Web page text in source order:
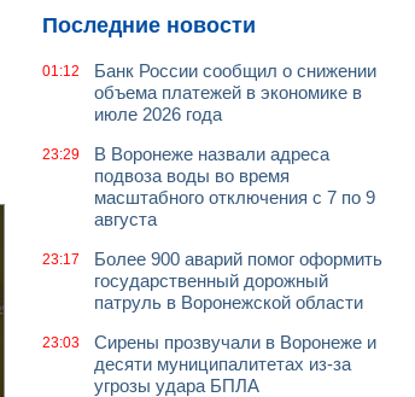
Последние новости
01:12
Банк России сообщил о снижении
объема платежей в экономике в
июле 2026 года
23:29
В Воронеже назвали адреса
подвоза воды во время
масштабного отключения с 7 по 9
августа
23:17
Более 900 аварий помог оформить
государственный дорожный
патруль в Воронежской области
23:03
Сирены прозвучали в Воронеже и
десяти муниципалитетах из-за
угрозы удара БПЛА